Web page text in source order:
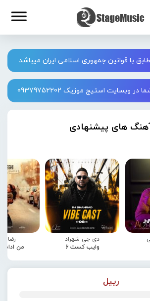
با قوانین جمهوری اسلامی ایران میباشد
استیج موزیک 09379752202
های پیشنهادی
دی جی شهراد
وایب کست 6
رضا
من
رییل